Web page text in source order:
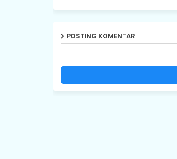
POSTING KOMENTAR